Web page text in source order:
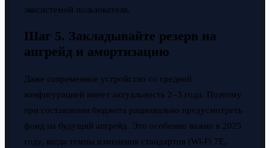
экосистемой пользователя.
Шаг 5. Закладывайте резерв на
апгрейд и амортизацию
Даже современное устройство со средней
конфигурацией имеет актуальность 2–3 года. Поэтому
при составлении бюджета рационально предусмотреть
фонд на будущий апгрейд. Это особенно важно в 2025
году, когда темпы изменения стандартов (Wi-Fi 7E,